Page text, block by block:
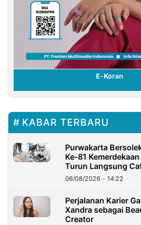
E-Koran
KABAR TERBARU
Purwakarta
Ke-81 Kemerdekaan
Turun Langsung
06/08/2026 - 14:22
Perjalanan Karier
Xandra sebagai
Creator